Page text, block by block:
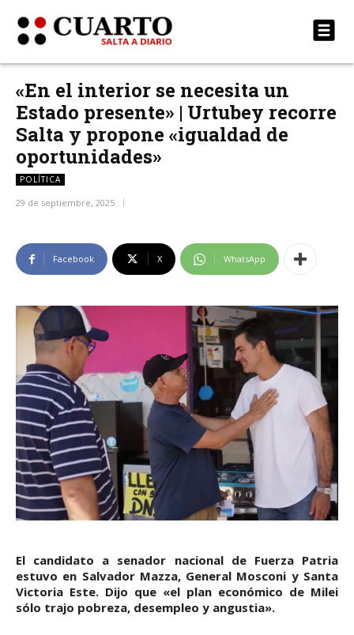
«En el interior se necesita un
Estado presente» | Urtubey recorre
Salta y propone «igualdad de
oportunidades»
POLÍTICA
29 de septiembre, 2025
Facebook X WhatsApp
El candidato a senador nacional de Fuerza Patria
estuvo en Salvador Mazza, General Mosconi y Santa
Victoria Este. Dijo que «el plan económico de Milei
sólo trajo pobreza, desempleo y angustia».